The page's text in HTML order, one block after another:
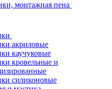
монтажная пена
акриловые
каучуковые
кровельные и
силиконовые